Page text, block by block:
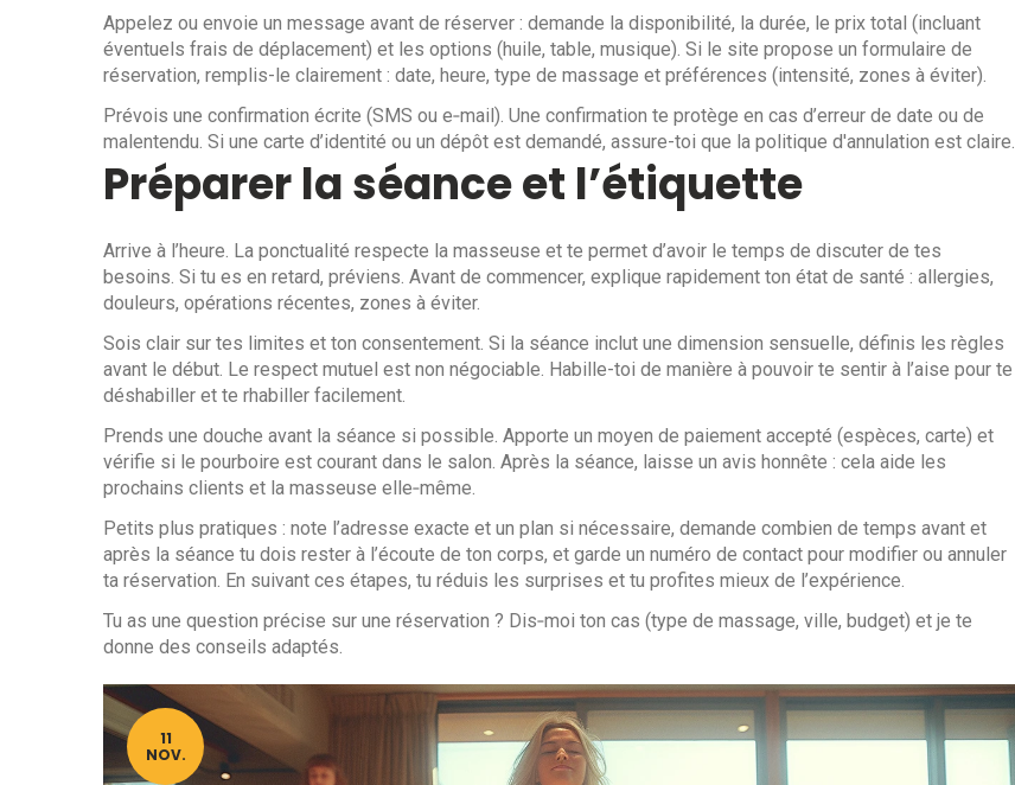
Appelez ou envoie un message avant de réserver : demande la disponibilité, la durée, le prix total (incluant
éventuels frais de déplacement) et les options (huile, table, musique). Si le site propose un formulaire de
réservation, remplis-le clairement : date, heure, type de massage et préférences (intensité, zones à éviter).
Prévois une confirmation écrite (SMS ou e‑mail). Une confirmation te protège en cas d’erreur de date ou de
malentendu. Si une carte d’identité ou un dépôt est demandé, assure-toi que la politique d'annulation est claire.
Préparer la séance et l’étiquette
Arrive à l’heure. La ponctualité respecte la masseuse et te permet d’avoir le temps de discuter de tes
besoins. Si tu es en retard, préviens. Avant de commencer, explique rapidement ton état de santé : allergies,
douleurs, opérations récentes, zones à éviter.
Sois clair sur tes limites et ton consentement. Si la séance inclut une dimension sensuelle, définis les règles
avant le début. Le respect mutuel est non négociable. Habille-toi de manière à pouvoir te sentir à l’aise pour te
déshabiller et te rhabiller facilement.
Prends une douche avant la séance si possible. Apporte un moyen de paiement accepté (espèces, carte) et
vérifie si le pourboire est courant dans le salon. Après la séance, laisse un avis honnête : cela aide les
prochains clients et la masseuse elle‑même.
Petits plus pratiques : note l’adresse exacte et un plan si nécessaire, demande combien de temps avant et
après la séance tu dois rester à l’écoute de ton corps, et garde un numéro de contact pour modifier ou annuler
ta réservation. En suivant ces étapes, tu réduis les surprises et tu profites mieux de l’expérience.
Tu as une question précise sur une réservation ? Dis‑moi ton cas (type de massage, ville, budget) et je te
donne des conseils adaptés.
11
NOV.